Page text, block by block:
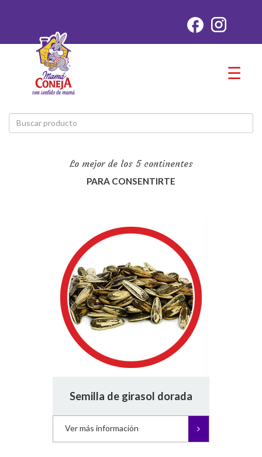
☰
Lo mejor de los 5 continentes
PARA CONSENTIRTE
Semilla de girasol dorada
Ver más información